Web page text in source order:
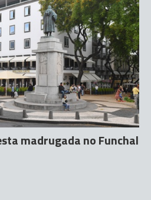
madrugada no Funchal